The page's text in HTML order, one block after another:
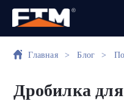
Главная > Блог >
Дробилка